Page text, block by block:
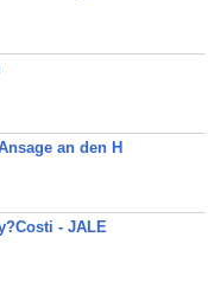
an den H
- JALE